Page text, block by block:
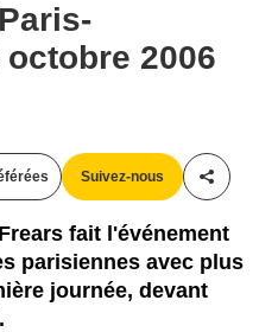
2006
Suivez-nous
fait l'événement
parisiennes avec plus
journée, devant